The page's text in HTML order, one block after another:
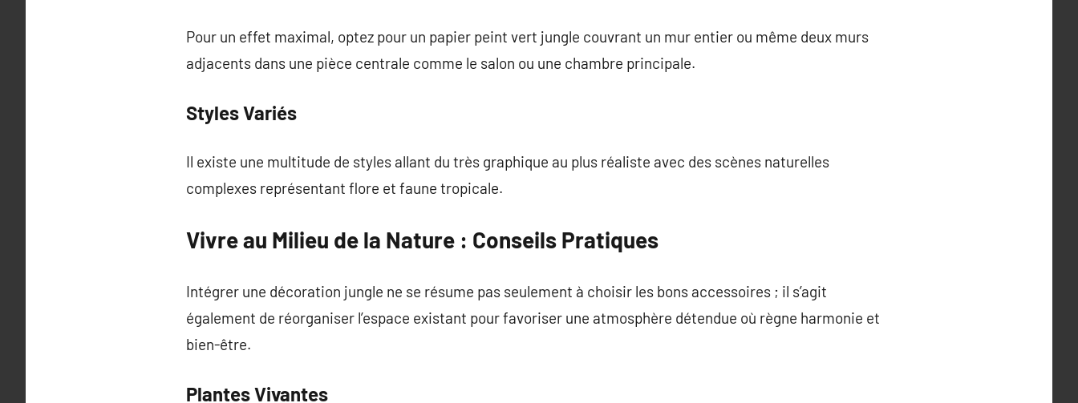
Pour un effet maximal, optez pour un papier peint vert jungle couvrant un mur entier ou même deux murs
adjacents dans une pièce centrale comme le salon ou une chambre principale.
Styles Variés
Il existe une multitude de styles allant du très graphique au plus réaliste avec des scènes naturelles
complexes représentant flore et faune tropicale.
Vivre au Milieu de la Nature : Conseils Pratiques
Intégrer une décoration jungle ne se résume pas seulement à choisir les bons accessoires ; il s’agit
également de réorganiser l’espace existant pour favoriser une atmosphère détendue où règne harmonie et
bien-être.
Plantes Vivantes